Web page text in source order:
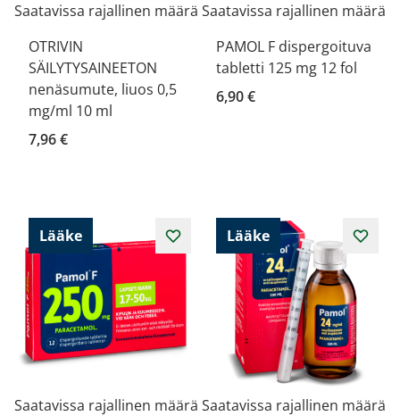
Saatavissa rajallinen määrä
OTRIVIN
SÄILYTYSAINEETON
nenäsumute, liuos 0,5
mg/ml 10 ml
7,96 €
Saatavissa rajallinen määrä
PAMOL F dispergoituva
tabletti 125 mg 12 fol
6,90 €
Lääke
Saatavissa rajallinen määrä
Lääke
Saatavissa rajallinen määrä